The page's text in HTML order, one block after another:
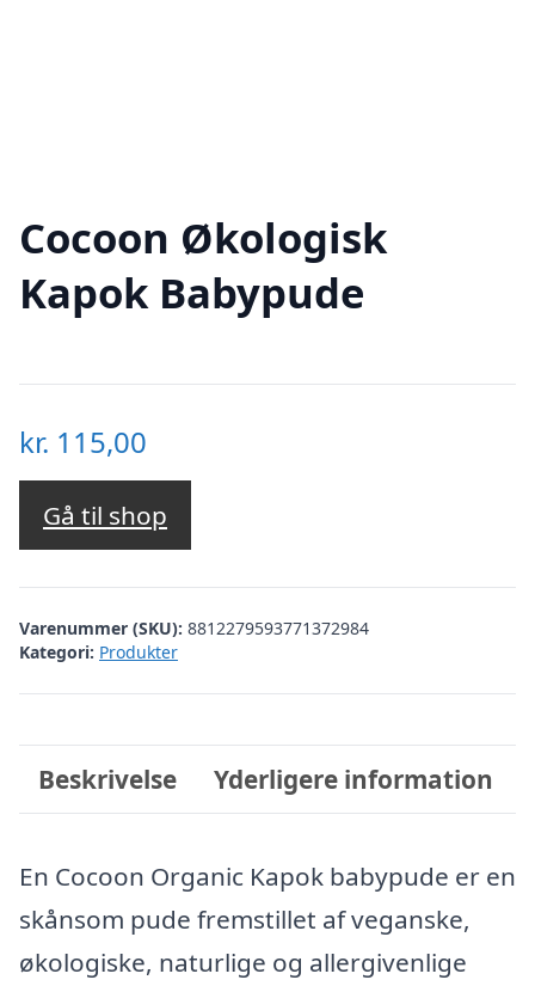
Cocoon Økologisk
Kapok Babypude
kr. 115,00
Gå til shop
Varenummer (SKU): 8812279593771372984
Kategori: Produkter
Beskrivelse Yderligere information
En Cocoon Organic Kapok babypude er en
skånsom pude fremstillet af veganske,
økologiske, naturlige og allergivenlige